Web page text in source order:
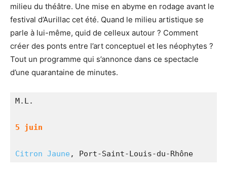
milieu du théâtre. Une mise en abyme en rodage avant le
festival d’Aurillac cet été. Quand le milieu artistique se
parle à lui-même, quid de celleux autour ? Comment
créer des ponts entre l’art conceptuel et les néophytes ?
Tout un programme qui s’annonce dans ce spectacle
d’une quarantaine de minutes.
M.L.
5 juin
Citron Jaune , Port-Saint-Louis-du-Rhône